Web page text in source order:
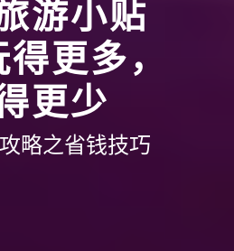
游小贴
更多，
更少
略之省钱技巧